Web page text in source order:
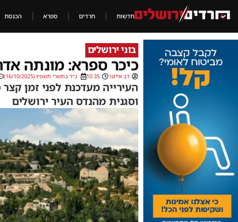
חדשות חרדים ספרא הכנסת
בוני ירושלים
כיכר ספרא: מונתה
דב אייזנר 10:35 כ״ד בתשרי תשפ״ו (16/10/2025)
העירייה מעדכנת לפני זמן
וסגנית מהנדס העיר ירושלים